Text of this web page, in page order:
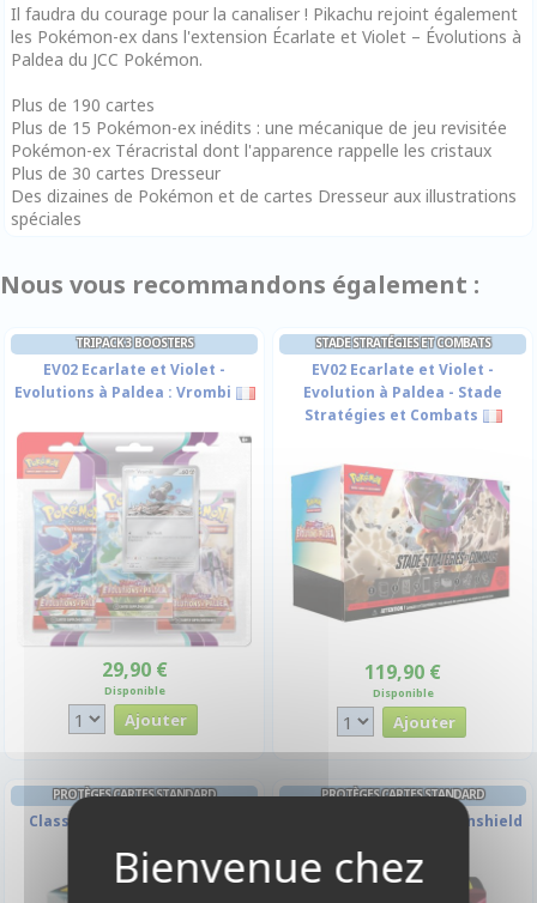
Il faudra du courage pour la canaliser ! Pikachu rejoint également
les Pokémon-ex dans l'extension Écarlate et Violet – Évolutions à
Paldea du JCC Pokémon.
Plus de 190 cartes
Plus de 15 Pokémon-ex inédits : une mécanique de jeu revisitée
Pokémon-ex Téracristal dont l'apparence rappelle les cristaux
Plus de 30 cartes Dresseur
Des dizaines de Pokémon et de cartes Dresseur aux illustrations
spéciales
Nous vous recommandons également :
TRIPACK 3 BOOSTERS
EV02 Ecarlate et Violet -
Evolutions à Paldea : Vrombi
29,90 €
Disponible
STADE STRATÉGIES ET COMBATS
EV02 Ecarlate et Violet -
Evolution à Paldea - Stade
Stratégies et Combats
119,90 €
Disponible
PROTÈGES CARTES STANDARD
Classic- Black Dragonshield
PROTÈGES CARTES STANDARD
Dual Matte - Fury Dragonshield